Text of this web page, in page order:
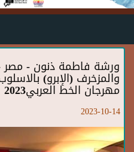
ورشة فاطمة ذنون - مصر
والمزخرف (الإبرو)
مهرجان الخط العربي2023
2023-10-14